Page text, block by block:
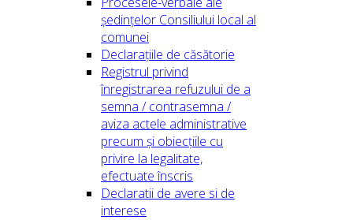
ședințelor Consiliului local al
comunei
Declarațiile de căsătorie
Registrul privind
înregistrarea refuzului de a
semna / contrasemna /
aviza actele administrative
precum și obiecțiile cu
privire la legalitate,
efectuate înscris
Declaratii de avere si de
interese